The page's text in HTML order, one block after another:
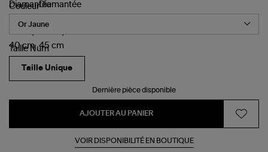
Couleur
Taille Num
Taille Unique
Dernière pièce disponible
AJOUTER AU PANIER
VOIR DISPONIBILITÉ EN BOUTIQUE